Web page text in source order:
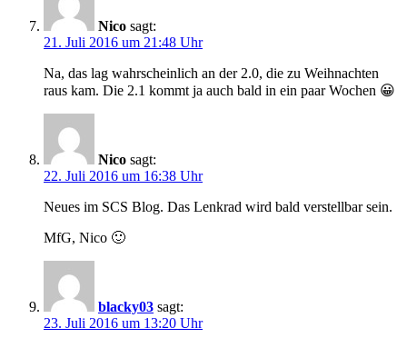
Nico sagt:
21. Juli 2016 um 21:48 Uhr
Na, das lag wahrscheinlich an der 2.0, die zu Weihnachten
raus kam. Die 2.1 kommt ja auch bald in ein paar Wochen 😀
Nico sagt:
22. Juli 2016 um 16:38 Uhr
Neues im SCS Blog. Das Lenkrad wird bald verstellbar sein.
MfG, Nico 🙂
blacky03 sagt:
23. Juli 2016 um 13:20 Uhr